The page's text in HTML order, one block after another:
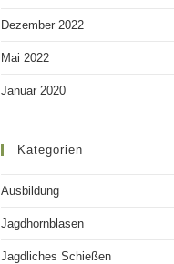
Dezember 2022
Mai 2022
Januar 2020
Kategorien
Ausbildung
Jagdhornblasen
Jagdliches Schießen